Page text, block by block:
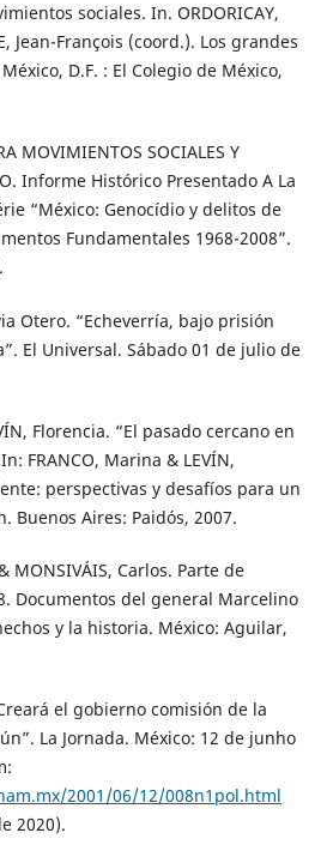
sociales. In. ORDORICAY,
Jean-François (coord.). Los grandes
D.F. : El Colegio de México,
MOVIMIENTOS SOCIALES Y
Informe Histórico Presentado A La
“México: Genocídio y delitos de
Fundamentales 1968-2008”.
Otero. “Echeverría, bajo prisión
El Universal. Sábado 01 de julio de
Florencia. “El pasado cercano en
FRANCO, Marina & LEVÍN,
perspectivas y desafíos para un
Buenos Aires: Paidós, 2007.
MONSIVÁIS, Carlos. Parte de
Documentos del general Marcelino
y la historia. México: Aguilar,
el gobierno comisión de la
La Jornada. México: 12 de junho
2001/06/12/008n1pol.html
2020).